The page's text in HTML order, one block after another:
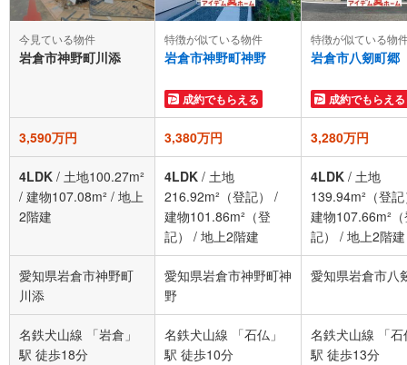
今見ている物件
岩倉市神野町川添
特徴が似ている物件
岩倉市神野町神野
成約でもらえる
特徴が似ている物
岩倉市八剱町郷
成約でもらえる
3,590万円 3,380万円 3,280万円
4LDK / 土地100.27m²
/ 建物107.08m² / 地上
2階建
4LDK / 土地
216.92m²（登記）
/
建物101.86m²（登
記）
/ 地上2階建
4LDK / 土地
139.94m²（登
建物107.66m²
記）
/ 地上2階建
愛知県岩倉市神野町
川添
愛知県岩倉市神野町神
野
愛知県岩倉市八
名鉄犬山線 「岩倉」
駅 徒歩18分
名鉄犬山線 「石仏」
駅 徒歩10分
名鉄犬山線 「石
駅 徒歩13分